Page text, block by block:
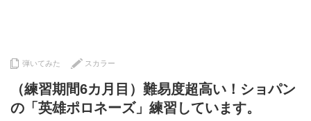
弾いてみた スカラー
（練習期間6カ月目）難易度超高い！ショパン
の「英雄ポロネーズ」練習しています。